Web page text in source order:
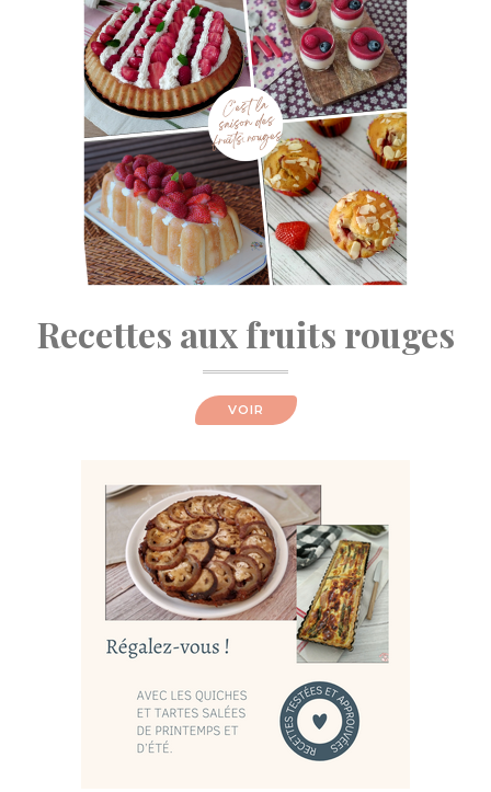
Recettes aux fruits rouges
VOIR